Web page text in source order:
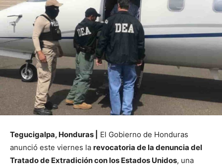
Tegucigalpa, Honduras |
El Gobierno de Honduras
anunció este viernes la revocatoria de la denuncia del
Tratado de Extradición con los Estados Unidos, una